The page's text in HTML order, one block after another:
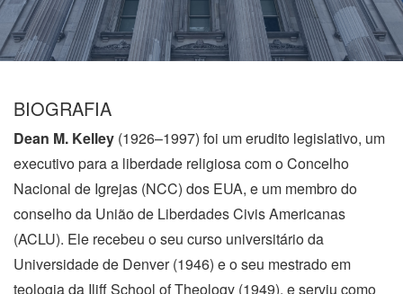
BIOGRAFIA
Dean M. Kelley (1926–1997) foi um erudito legislativo, um
executivo para a liberdade religiosa com o Concelho
Nacional de Igrejas (NCC) dos EUA, e um membro do
conselho da União de Liberdades Civis Americanas
(ACLU). Ele recebeu o seu curso universitário da
Universidade de Denver (1946) e o seu mestrado em
teologia da Iliff School of Theology (1949), e serviu como